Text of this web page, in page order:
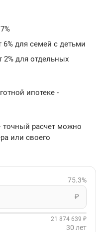
6% для семей с детьми
2% для отдельных
ипотеке -
расчет можно
или своего
75.3%
₽
21 874 639 ₽
30 лет